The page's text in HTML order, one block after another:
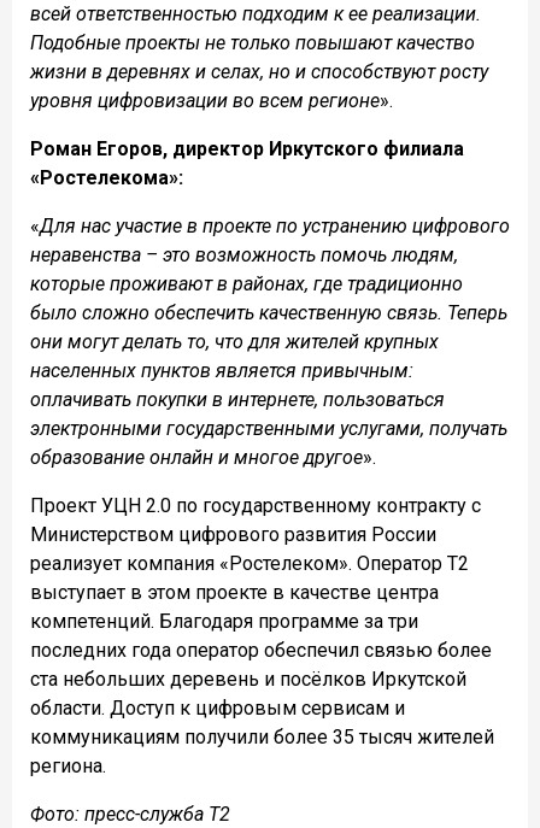
всей ответственностью подходим к ее реализации.
Подобные проекты не только повышают качество
жизни в деревнях и селах, но и способствуют росту
уровня цифровизации во всем регионе».
Роман Егоров, директор Иркутского филиала
«Ростелекома»:
«Для нас участие в проекте по устранению цифрового
неравенства – это возможность помочь людям,
которые проживают в районах, где традиционно
было сложно обеспечить качественную связь. Теперь
они могут делать то, что для жителей крупных
населенных пунктов является привычным:
оплачивать покупки в интернете, пользоваться
электронными государственными услугами, получать
образование онлайн и многое другое».
Проект УЦН 2.0 по государственному контракту с
Министерством цифрового развития России
реализует компания «Ростелеком». Оператор Т2
выступает в этом проекте в качестве центра
компетенций. Благодаря программе за три
последних года оператор обеспечил связью более
ста небольших деревень и посёлков Иркутской
области. Доступ к цифровым сервисам и
коммуникациям получили более 35 тысяч жителей
региона.
Фото: пресс-служба T2